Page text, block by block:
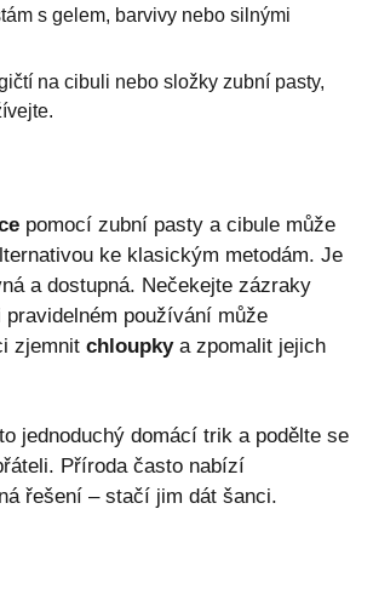
s gelem, barvivy nebo silnými
na cibuli nebo složky zubní pasty,
pomocí zubní pasty a cibule může
ke klasickým metodám. Je
a dostupná. Nečekejte zázraky
pravidelném používání může
zjemnit chloupkya zpomalit jejich
jednoduchý domácí trik a podělte se
Příroda často nabízí
řešení – stačí jim dát šanci.